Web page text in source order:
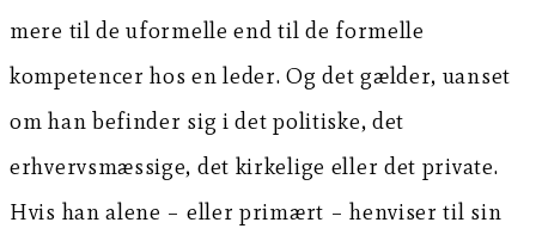
mere til de uformelle end til de formelle
kompetencer hos en leder. Og det gælder, uanset
om han befinder sig i det politiske, det
erhvervsmæssige, det kirkelige eller det private.
Hvis han alene – eller primært – henviser til sin